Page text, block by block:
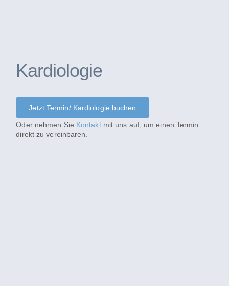
Kardiologie
Jetzt Termin/ Kardiologie buchen
Oder nehmen Sie Kontaktmit uns auf, um einen Termin
direkt zu vereinbaren.